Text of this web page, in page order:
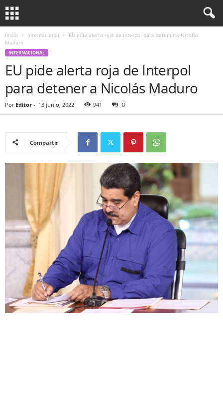
Inicio Internacional
EU pide alerta roja de Interpol para detener a Nicolás
Maduro
INTERNACIONAL
EU pide alerta roja de Interpol
para detener a Nicolás Maduro
Por Editor - 13 junio, 2022 941 0
Compartir